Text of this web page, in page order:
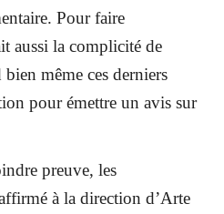
Pour faire
aussi la complicité de
même ces derniers
pour émettre un avis sur
preuve, les
à la direction d’Arte